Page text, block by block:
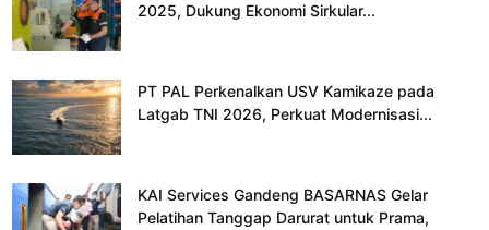
2025, Dukung Ekonomi Sirkular...
PT PAL Perkenalkan USV Kamikaze pada
Latgab TNI 2026, Perkuat Modernisasi...
KAI Services Gandeng BASARNAS Gelar
Pelatihan Tanggap Darurat untuk Prama,